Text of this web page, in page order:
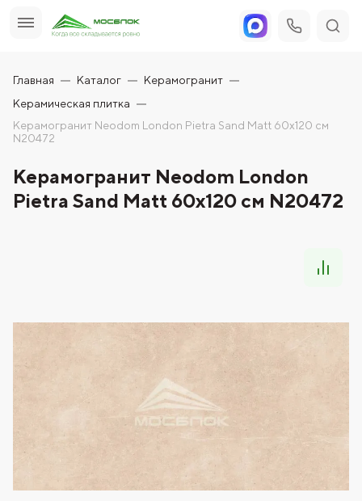
Главная Каталог
Керамогранит
Керамическая плитка
Керамогранит Neodom London Pietra Sand Matt 60x120 см
N20472
Керамогранит Neodom London
Pietra Sand Matt 60x120 см N20472